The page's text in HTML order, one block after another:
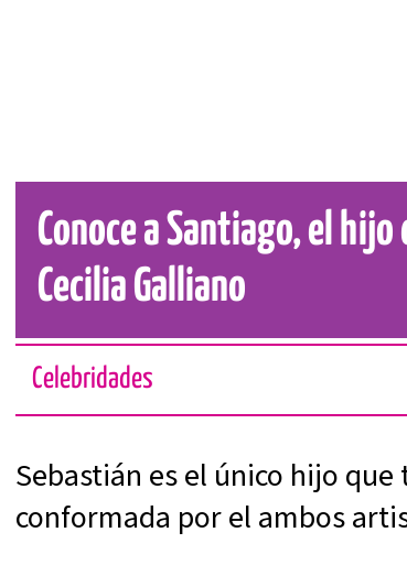
Conoce a Santiago, el
Cecilia Galliano
Celebridades
Sebastián es el único hijo
conformada por el ambos